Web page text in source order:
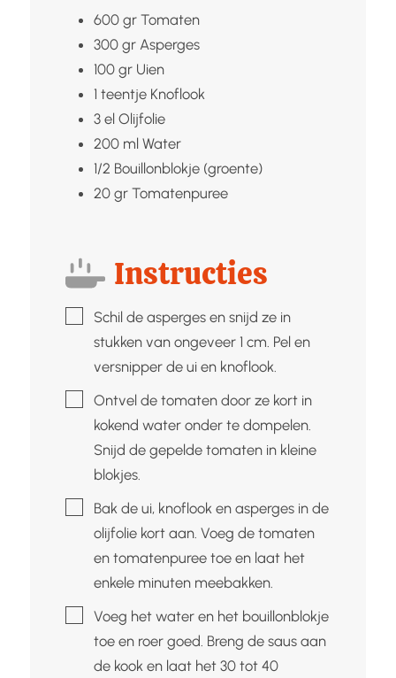
600 gr Tomaten
300 gr Asperges
100 gr Uien
1 teentje Knoflook
3 el Olijfolie
200 ml Water
1/2 Bouillonblokje (groente)
20 gr Tomatenpuree
Instructies
▢Schil de asperges en snijd ze in
stukken van ongeveer 1 cm. Pel en
versnipper de ui en knoflook.
▢
Ontvel de tomaten door ze kort in
kokend water onder te dompelen.
Snijd de gepelde tomaten in kleine
blokjes.
▢Bak de ui, knoflook en asperges in de
olijfolie kort aan. Voeg de tomaten
en tomatenpuree toe en laat het
enkele minuten meebakken.
▢Voeg het water en het bouillonblokje
toe en roer goed. Breng de saus aan
de kook en laat het 30 tot 40